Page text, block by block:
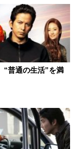
“普通の生活”を満